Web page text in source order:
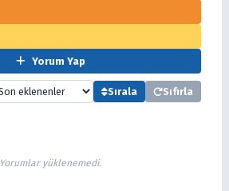
Yorum Yap
Sırala Sıfırla
Yorumlar yüklenemedi.